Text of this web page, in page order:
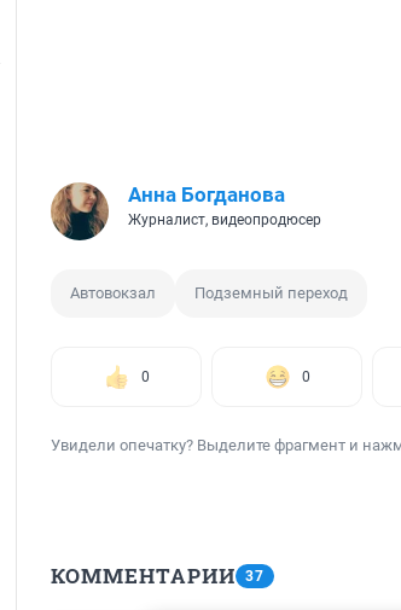
Анна Богданова
Журналист, видеопродюсер
Автовокзал Подземный переход
0 0
Увидели опечатку? Выделите фрагмент и
КОММЕНТАРИИ 37